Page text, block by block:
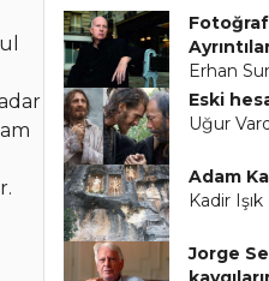
Fotoğraf
Erhan
Eski
Uğur
Adam
Kadir Işık
Jorge